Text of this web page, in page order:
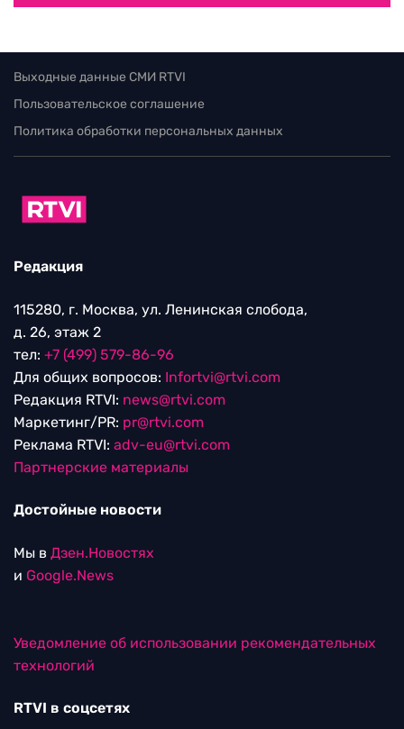
Выходные данные СМИ RTVI
Пользовательское соглашение
Политика обработки персональных данных
Редакция
115280, г. Москва, ул. Ленинская слобода,
д. 26, этаж 2
тел: +7 (499) 579-86-96
Для общих вопросов: Infortvi@rtvi.com
Редакция RTVI: news@rtvi.com
Маркетинг/PR: pr@rtvi.com
Реклама RTVI: adv-eu@rtvi.com
Партнерские материалы
Достойные новости
Мы в Дзен.Новостях
и Google.News
Уведомление об использовании рекомендательных
технологий
RTVI в соцсетях